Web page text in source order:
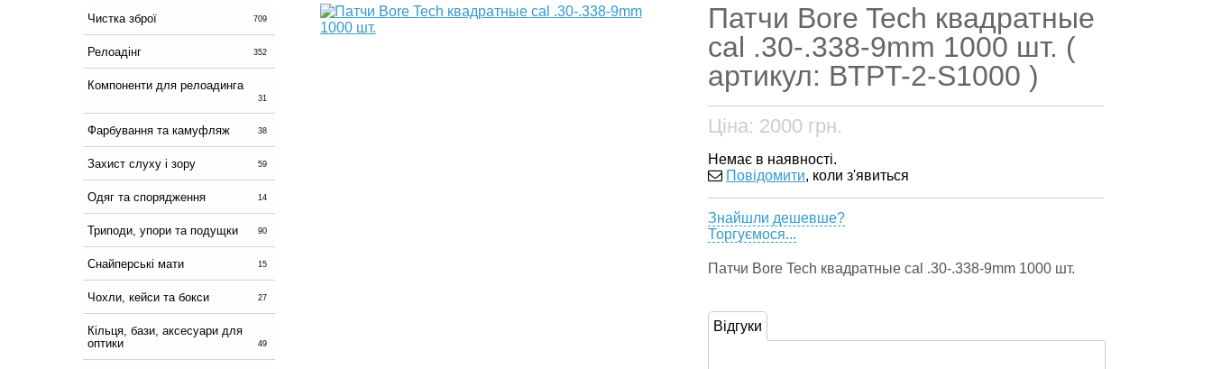
Чистка зброї 709
Релоадінг 352
Компоненти для релоадинга
31
Фарбування та камуфляж 38
Захист слуху і зору 59
Одяг та спорядження 14
Триподи, упори та подущки 90
Снайперські мати 15
Чохли, кейси та бокси 27
Кільця, бази, аксесуари для
оптики
49
Патчи Bore Tech квадратные
cal .30-.338-9mm 1000 шт. (
артикул: BTPT-2-S1000 )
Ціна: 2000 грн.
Немає в наявності.
Повідомити, коли з'явиться
Знайшли дешевше?
Торгуємося...
Патчи Bore Tech квадратные cal .30-.338-9mm 1000 шт.
Відгуки